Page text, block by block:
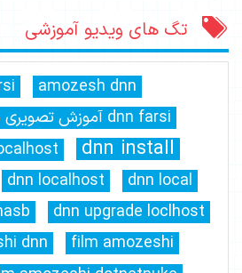
تگ های ویدیو آموزشی
amozesh dnn
dnn farsi آموزش تصویری دات نت نیوک
dnn install
dnn local
dnn localhost
dnn upgrade loclhost
film amozeshi
dnn